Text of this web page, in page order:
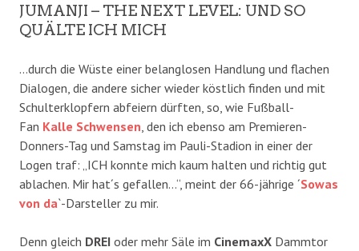
JUMANJI – THE NEXT LEVEL: UND SO
QUÄLTE ICH MICH
…durch die Wüste einer belanglosen Handlung und flachen
Dialogen, die andere sicher wieder köstlich finden und mit
Schulterklopfern abfeiern dürften, so, wie Fußball-
Fan Kalle Schwensen , den ich ebenso am Premieren-
Donners-Tag und Samstag im Pauli-Stadion in einer der
Logen traf: „ICH konnte mich kaum halten und richtig gut
ablachen. Mir hat´s gefallen…“, meint der 66-jährige ´Sowas
von da`-Darsteller zu mir.
Denn gleich DREI oder mehr Säle im CinemaxX Dammtor